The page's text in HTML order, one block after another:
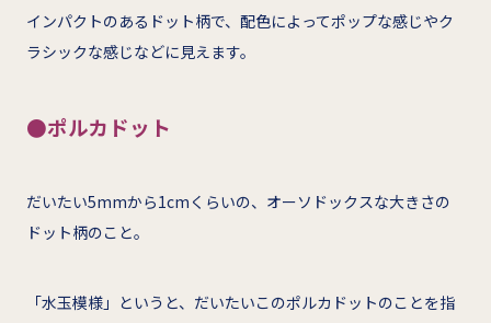
インパクトのあるドット柄で、配色によってポップな感じやク
ラシックな感じなどに見えます。
●ポルカドット
だいたい5mmから1cmくらいの、オーソドックスな大きさの
ドット柄のこと。
「水玉模様」というと、だいたいこのポルカドットのことを指